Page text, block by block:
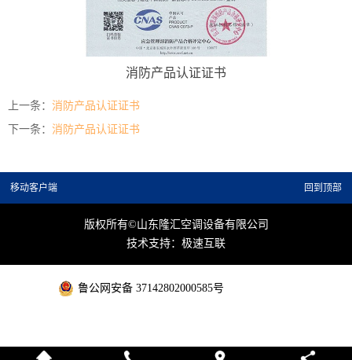
消防产品认证证书
上一条： 消防产品认证证书
下一条： 消防产品认证证书
移动客户端 回到顶部
版权所有©山东隆汇空调设备有限公司
技术支持：极速互联
鲁公网安备 37142802000585号